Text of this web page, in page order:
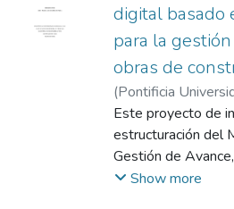
digital basado
para la
obras de
(Pontificia
Miño Mora, Juan
Jairo;Santacruz
Zúñiga Guevara,
Este proyecto de
estructuración del
Gestión de Avance,
enmarcada en la
Show more